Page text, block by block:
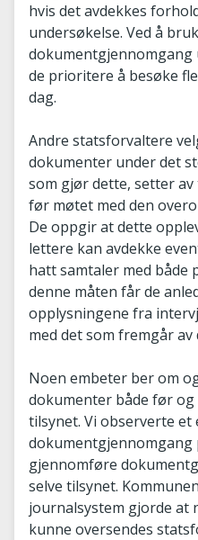
hvis det avdekkes
undersøkelse. Ved å
dokumentgjennomgang
de prioritere å besøke
dag.
Andre statsforvaltere
dokumenter under det
som gjør dette, setter
før møtet med den
De oppgir at dette
lettere kan avdekke
hatt samtaler med både
denne måten får de
opplysningene fra
med det som fremgår
Noen embeter ber om
dokumenter både før
tilsynet. Vi observerte
dokumentgjennomgang
gjennomføre
selve tilsynet.
journalsystem gjorde at
kunne oversendes